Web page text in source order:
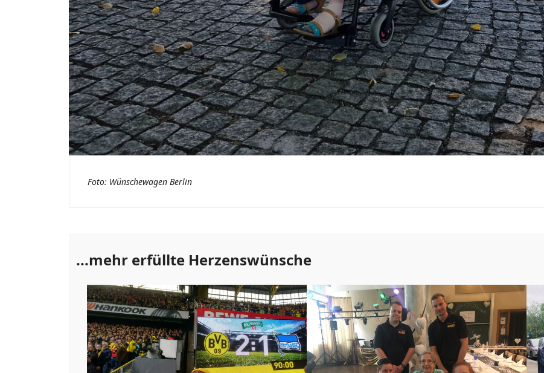
Foto: Wünschewagen Berlin
...mehr erfüllte Herzenswünsche